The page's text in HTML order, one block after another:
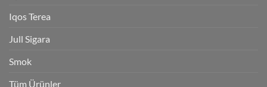
Iqos Terea
Jull Sigara
Smok
Tüm Ürünler